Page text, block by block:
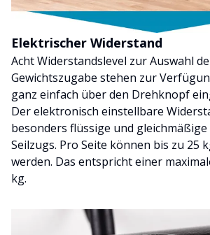
Elektrischer Widerstand
Acht Widerstandslevel zur Auswahl
Gewichtszugabe stehen zur
ganz einfach über den Drehknopf
Der elektronisch einstellbare
besonders flüssige und
Seilzugs. Pro Seite können bis zu 25
werden. Das entspricht einer
kg.